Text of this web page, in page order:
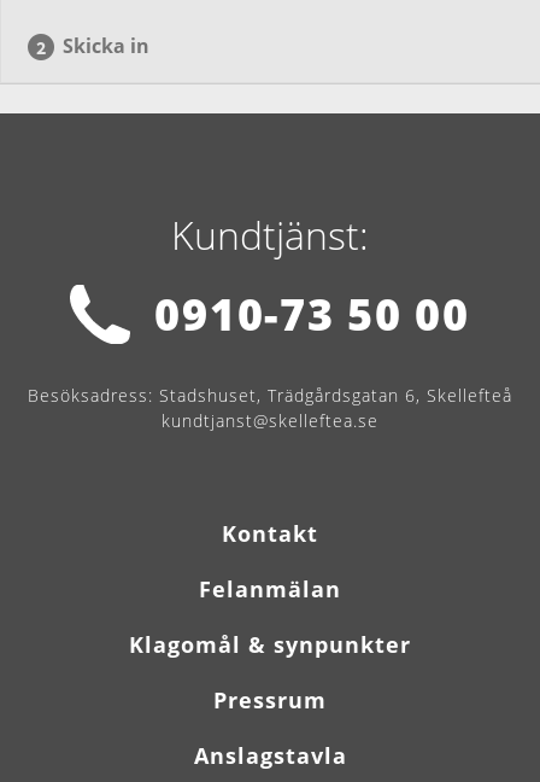
Skicka in
Kundtjänst:
0910-73 50 00
Besöksadress: Stadshuset, Trädgårdsgatan 6, Skellefteå
kundtjanst@skelleftea.se
Kontakt
Felanmälan
Klagomål & synpunkter
Pressrum
Anslagstavla